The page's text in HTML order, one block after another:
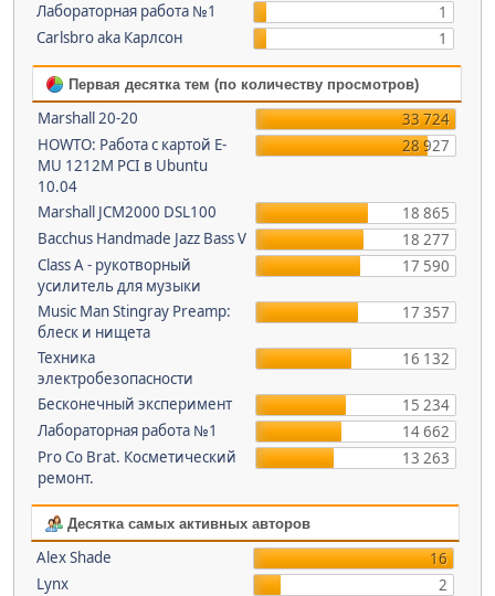
Лабораторная работа №1
1
Carlsbro aka Карлсон
1
Первая десятка тем (по количеству просмотров)
Marshall 20-20
33 724
HOWTO: Работа с картой E-
MU 1212M PCI в Ubuntu
10.04
28 927
Marshall JCM2000 DSL100
18 865
Bacchus Handmade Jazz Bass V
18 277
Class A - рукотворный
усилитель для музыки
17 590
Music Man Stingray Preamp:
блеск и нищета
17 357
Техника
электробезопасности
16 132
Бесконечный эксперимент
15 234
Лабораторная работа №1
14 662
Pro Co Brat. Косметический
ремонт.
13 263
Десятка самых активных авторов
Alex Shade
16
Lynx
2